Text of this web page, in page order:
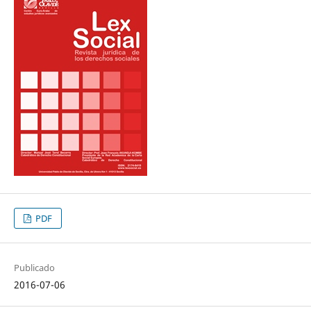
PDF
Publicado
2016-07-06